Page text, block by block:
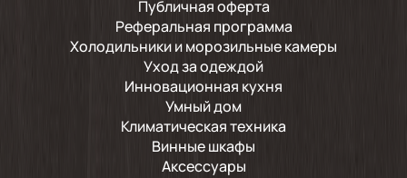
Публичная оферта
Реферальная программа
Холодильники и морозильные камеры
Уход за одеждой
Инновационная кухня
Умный дом
Климатическая техника
Винные шкафы
Аксессуары